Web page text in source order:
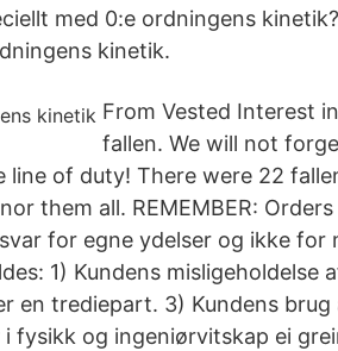
med 0:e ordningens
kinetik.
From Vested Interest
fallen. We will not
line of duty! There were 22
them all. REMEMBER:
for egne ydelser og ikke for
1) Kundens
en trediepart. 3) Kundens
fysikk og ingeniørvitskap ei